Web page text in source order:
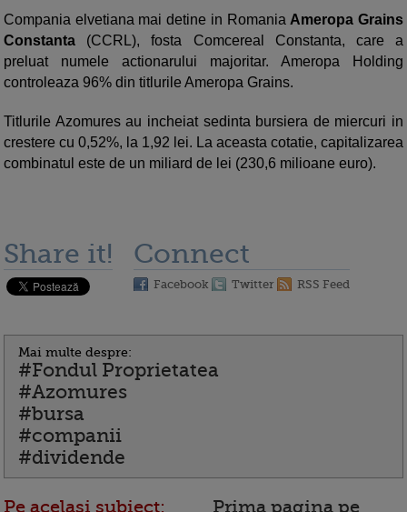
Compania elvetiana mai detine in Romania Ameropa Grains
Constanta (CCRL), fosta Comcereal Constanta, care a
preluat numele actionarului majoritar. Ameropa Holding
controleaza 96% din titlurile Ameropa Grains.
Titlurile Azomures au incheiat sedinta bursiera de miercuri in
crestere cu 0,52%, la 1,92 lei. La aceasta cotatie, capitalizarea
combinatul este de un miliard de lei (230,6 milioane euro).
Share it! Connect
Facebook Twitter RSS Feed
Mai multe despre:
#Fondul Proprietatea
#Azomures
#bursa
#companii
#dividende
Pe acelasi subiect:
Prima pagina pe